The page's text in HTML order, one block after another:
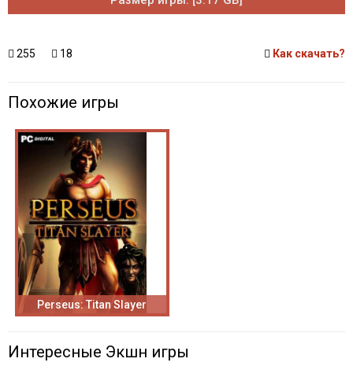
255 18 Как скачать?
Похожие игры
Perseus: Titan Slayer
Интересные Экшн игры